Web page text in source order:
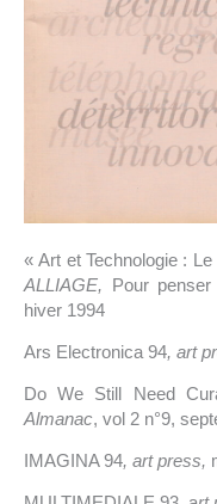
« Art et Technologie :
ALLIAGE, Pour
hiver 1994
Ars Electronica 94, art
Do We Still Need
Almanac, vol 2 n°9,
IMAGINA 94, art press,